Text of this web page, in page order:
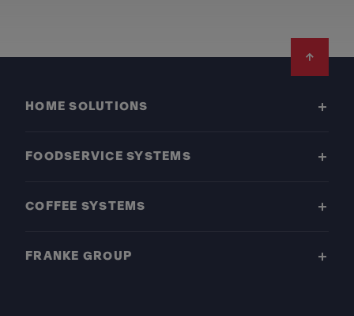
HOME SOLUTIONS
FOODSERVICE SYSTEMS
COFFEE SYSTEMS
FRANKE GROUP